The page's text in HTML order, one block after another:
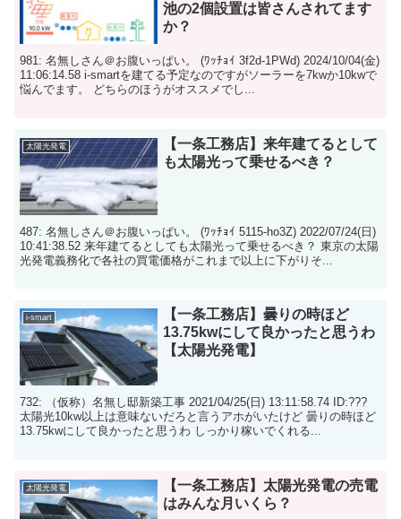
池の2個設置は皆さんされてます
か？
981: 名無しさん＠お腹いっぱい。 (ﾜｯﾁｮｲ 3f2d-1PWd) 2024/10/04(金)
11:06:14.58 i-smartを建てる予定なのですがソーラーを7kwか10kwで
悩んでます。 どちらのほうがオススメでし...
太陽光発電
【一条工務店】来年建てるとして
も太陽光って乗せるべき？
487: 名無しさん＠お腹いっぱい。 (ﾜｯﾁｮｲ 5115-ho3Z) 2022/07/24(日)
10:41:38.52 来年建てるとしても太陽光って乗せるべき？ 東京の太陽
光発電義務化で各社の買電価格がこれまで以上に下がりそ...
i-smart
【一条工務店】曇りの時ほど
13.75kwにして良かったと思うわ
【太陽光発電】
732: （仮称）名無し邸新築工事 2021/04/25(日) 13:11:58.74 ID:???
太陽光10kw以上は意味ないだろと言うアホがいたけど 曇りの時ほど
13.75kwにして良かったと思うわ しっかり稼いでくれる...
太陽光発電
【一条工務店】太陽光発電の売電
はみんな月いくら？